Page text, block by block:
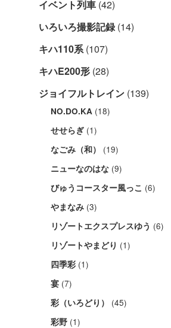
イベント列車 (42)
いろいろ撮影記録 (14)
キハ110系 (107)
キハE200形 (28)
ジョイフルトレイン (139)
NO.DO.KA (18)
せせらぎ (1)
なごみ（和） (19)
ニューなのはな (9)
びゅうコースター風っこ (6)
やまなみ (3)
リゾートエクスプレスゆう (6)
リゾートやまどり (1)
四季彩 (1)
宴 (7)
彩（いろどり） (45)
彩野 (1)